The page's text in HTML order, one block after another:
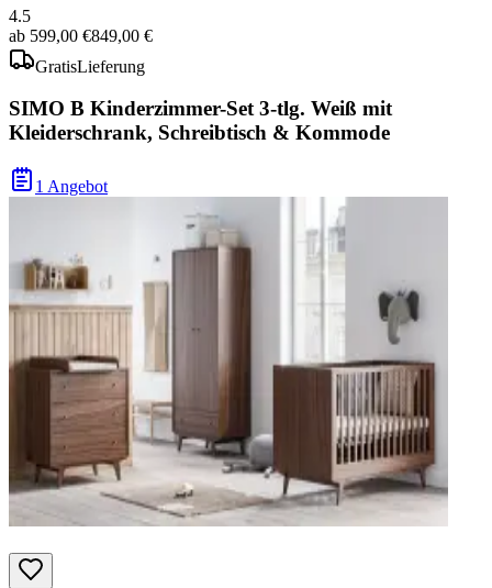
4.5
ab 599,00 €849,00 €
GratisLieferung
SIMO B Kinderzimmer-Set 3-tlg. Weiß mit
Kleiderschrank, Schreibtisch & Kommode
1 Angebot